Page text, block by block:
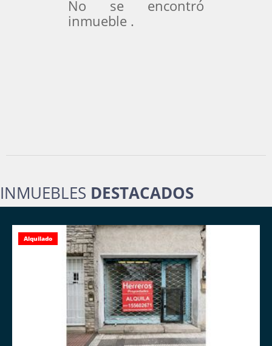
No se encontró
inmueble .
INMUEBLES DESTACADOS
Alquilado